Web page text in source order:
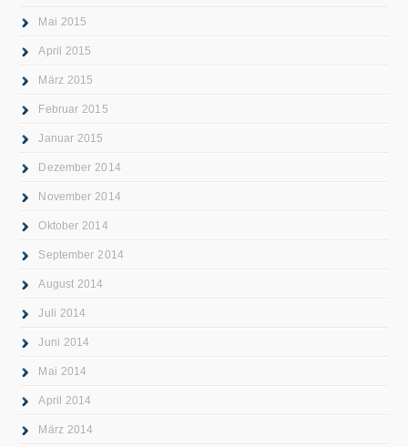
Mai 2015
April 2015
März 2015
Februar 2015
Januar 2015
Dezember 2014
November 2014
Oktober 2014
September 2014
August 2014
Juli 2014
Juni 2014
Mai 2014
April 2014
März 2014